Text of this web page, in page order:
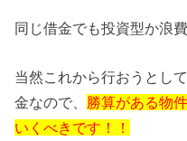
同じ借金でも投資型か浪
当然これから行おうとし
金なので、 勝算がある物
いくべきです！！